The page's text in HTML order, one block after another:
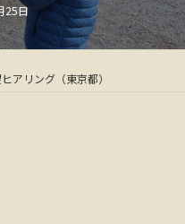
25日
アリング（東京都）